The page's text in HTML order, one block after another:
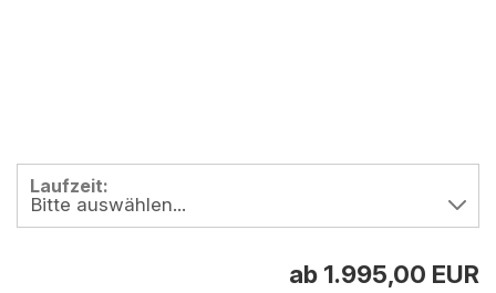
Laufzeit:
ab 1.995,00 EUR